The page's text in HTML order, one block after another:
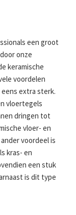
een groot
onze
keramische
voordelen
extra sterk.
vloertegels
dringen tot
vloer- en
voordeel is
kras- en
een stuk
is dit type